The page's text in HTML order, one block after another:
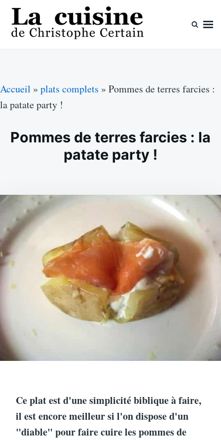
Skip
content
Search
for:
Accueil » plats complets » Pommes de terres farcies :
la patate party !
Pommes de terres farcies : la
patate party !
Ce plat est d'une simplicité biblique à faire,
il est encore meilleur si l'on dispose d'un
"diable" pour faire cuire les pommes de